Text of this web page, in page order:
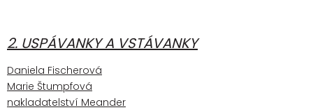
2. USPÁVANKY A VSTÁVANKY
Daniela Fischerová
Marie Štumpfová
nakladatelství Meander